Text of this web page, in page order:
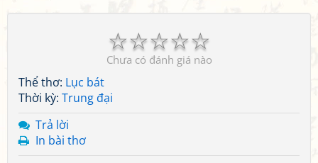
☆
☆
☆
☆
☆
Chưa có đánh giá nào
Thể thơ: Lục bát
Thời kỳ: Trung đại
Trả lời
In bài thơ